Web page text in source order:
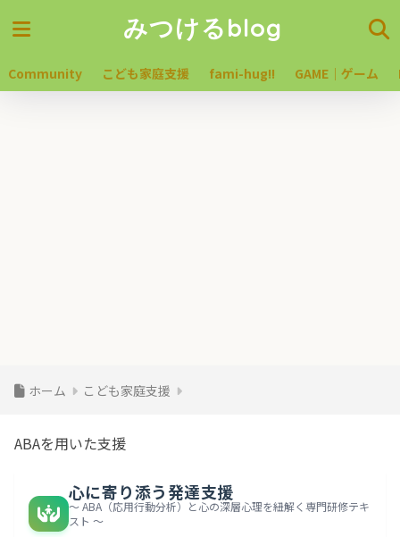
みつけるblog
Community こども家庭支援 fami-hug!! GAME｜ゲーム
ホーム こども家庭支援
ABAを用いた支援
心に寄り添う発達支援
〜 ABA（応用行動分析）と心の深層心理を紐解く専門研修テキ
スト 〜